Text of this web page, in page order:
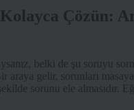
Kolayca Çözün:
belki de şu soruyu
araya gelir, sorunları
sorunu ele almasıdır.